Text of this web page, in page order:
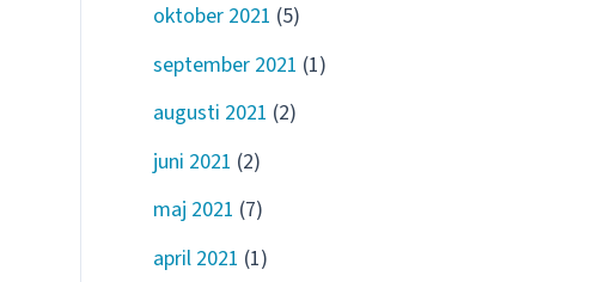
oktober 2021 (5)
september 2021 (1)
augusti 2021 (2)
juni 2021 (2)
maj 2021 (7)
april 2021 (1)